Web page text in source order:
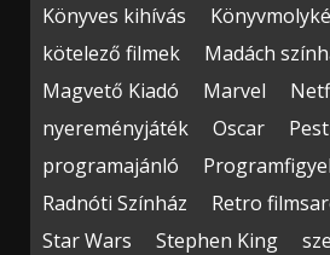
Könyves kihívás
kötelező filmek
Madách
Magvető Kiadó
Marvel
nyereményjáték
Oscar
programajánló
Radnóti Színház
Retro
Star Wars
Stephen King